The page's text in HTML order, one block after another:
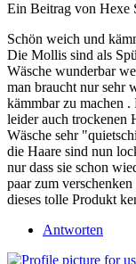
Ein Beitrag von Hexe
Schön weich und
Die Mollis sind als
Wäsche wunderbar
man braucht nur sehr
kämmbar zu machen
leider auch trockenen
Wäsche sehr
die Haare sind nun
nur dass sie schon
paar zum
dieses tolle Produkt
Antworten